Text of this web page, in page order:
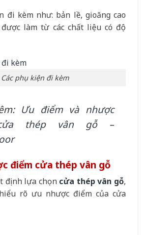
đi kèm như: bản lề, gioăng cao
làm từ các chất liệu có độ
Các phụ kiện đi kèm
Ưu điểm và nhược
thép vân gỗ –
điểm cửa thép vân gỗ
định lựa chọn cửa thép vân gỗ,
rõ ưu nhược điểm của cửa